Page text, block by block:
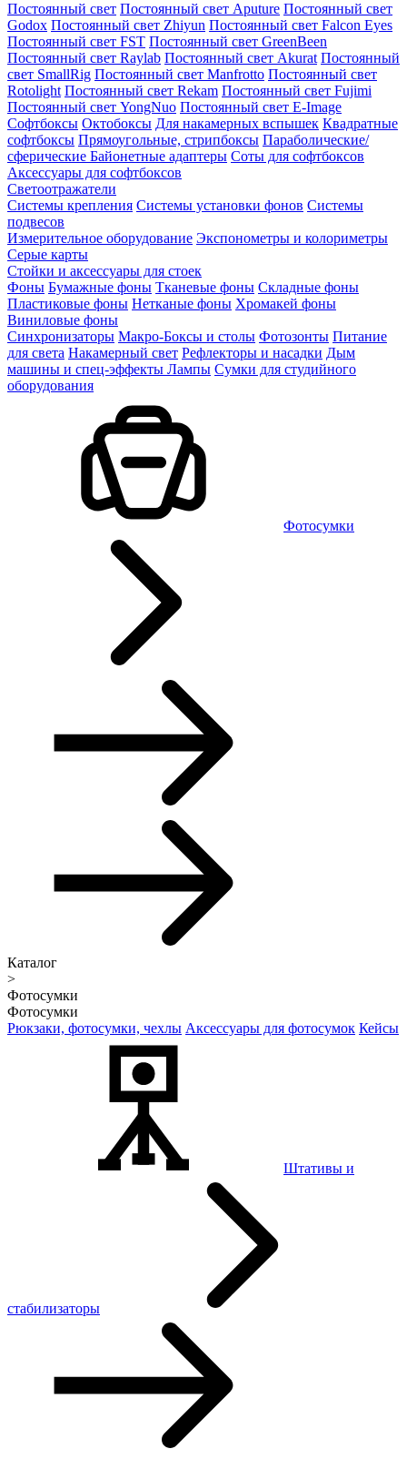
Постоянный свет Постоянный свет Aputure Постоянный свет
Godox Постоянный свет Zhiyun Постоянный свет Falcon Eyes
Постоянный свет FST Постоянный свет GreenBeen
Постоянный свет Raylab Постоянный свет Akurat Постоянный
свет SmallRig Постоянный свет Manfrotto Постоянный свет
Rotolight Постоянный свет Rekam Постоянный свет Fujimi
Постоянный свет YongNuo Постоянный свет E-Image
Софтбоксы Октобоксы Для накамерных вспышек Квадратные
софтбоксы Прямоугольные, стрипбоксы Параболические/
сферические Байонетныe адаптеры Соты для софтбоксов
Аксессуары для софтбоксов
Светоотражатели
Системы крепления Системы установки фонов Системы
подвесов
Измерительное оборудование Экспонометры и колориметры
Серые карты
Стойки и аксессуары для стоек
Фоны Бумажные фоны Тканевые фоны Складные фоны
Пластиковые фоны Нетканые фоны Хромакей фоны
Виниловые фоны
Синхронизаторы Макро-Боксы и столы Фотозонты Питание
для света Накамерный свет Рефлекторы и насадки Дым
машины и спец-эффекты Лампы Сумки для студийного
оборудования
Фотосумки
Каталог
>
Фотосумки
Фотосумки
Рюкзаки, фотосумки, чехлы Аксессуары для фотосумок Кейсы
Штативы и
стабилизаторы